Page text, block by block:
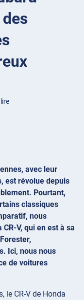
avec leur
est révolue depuis
Pourtant,
classiques
nous
V, qui en est à sa
Ici, nous nous
de voitures
le CR-V de Honda